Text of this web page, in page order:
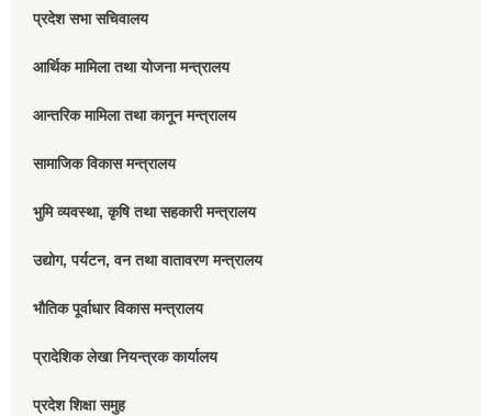
प्रदेश सभा सचिवालय
आर्थिक मामिला तथा योजना मन्त्रालय
आन्तरिक मामिला तथा कानून मन्त्रालय
सामाजिक विकास मन्त्रालय
भुमि व्यवस्था, कृषि तथा सहकारी मन्त्रालय
उद्योग, पर्यटन, वन तथा वातावरण मन्त्रालय
भौतिक पूर्वाधार विकास मन्त्रालय
प्रादेशिक लेखा नियन्त्रक कार्यालय
प्रदेश शिक्षा समुह